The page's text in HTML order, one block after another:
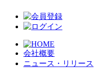
会社概要
ニュース・リリース